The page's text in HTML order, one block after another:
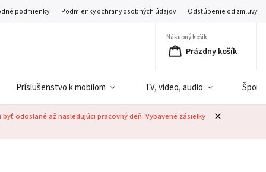
podmienky Podmienky ochrany osobných údajov Odstúpenie od zmluvy
Nákupný košík
Prázdny košík
Príslušenstvo k mobilom TV, video, audio Šport
odoslané až nasledujúci pracovný deň. Vybavené zásielky